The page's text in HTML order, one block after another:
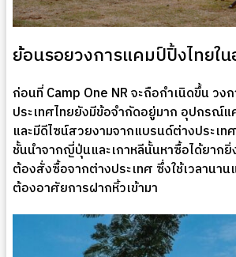
ย้อนรอยวงการแคมป์ปิ้งไทยใ
ก่อนที่ Camp One NR จะถือกำเนิดขึ้น วง
ประเทศไทยยังมีข้อจำกัดอยู่มาก อุปกรณ์
และมีดีไซน์สวยงามจากแบรนด์ต่างประเท
ชั้นนำจากญี่ปุ่นและเกาหลีนั้นหาซื้อได้ยาก
ต้องสั่งซื้อจากต่างประเทศ ซึ่งใช้เวลานาน
ต้องอาศัยการฝากหิ้วเข้ามา